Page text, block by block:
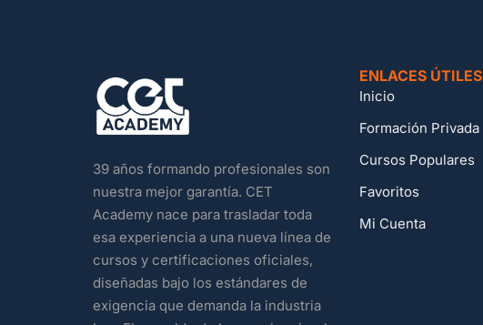
39 años formando profesionales son
nuestra mejor garantía. CET
Academy nace para trasladar toda
esa experiencia a una nueva línea de
cursos y certificaciones oficiales,
diseñadas bajo los estándares de
exigencia que demanda la industria
ENLACES ÚTILES
Inicio
Formación Privada
Cursos Populares
Favoritos
Mi Cuenta